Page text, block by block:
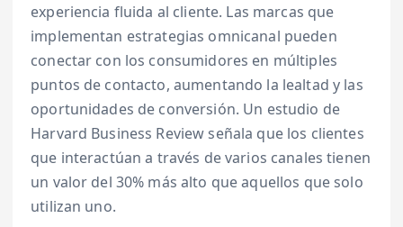
experiencia fluida al cliente. Las marcas que
implementan estrategias omnicanal pueden
conectar con los consumidores en múltiples
puntos de contacto, aumentando la lealtad y las
oportunidades de conversión. Un estudio de
Harvard Business Review señala que los clientes
que interactúan a través de varios canales tienen
un valor del 30% más alto que aquellos que solo
utilizan uno.